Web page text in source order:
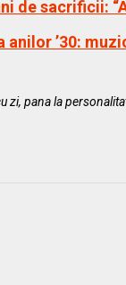
de sacrificii:
’30:
zi, pana la